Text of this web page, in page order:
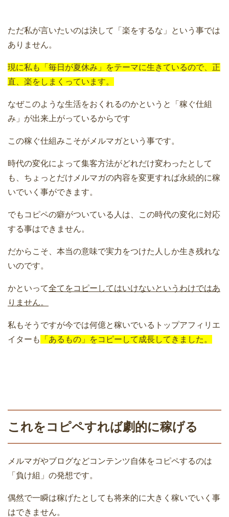
ただ私が言いたいのは決して「楽をするな」という事では
ありません。
現に私も「毎日が夏休み」をテーマに生きているので、正
直、楽をしまくっています。
なぜこのような生活をおくれるのかというと「稼ぐ仕組
み」が出来上がっているからです
この稼ぐ仕組みこそがメルマガという事です。
時代の変化によって集客方法がどれだけ変わったとして
も、ちょっとだけメルマガの内容を変更すれば永続的に稼
いでいく事ができます。
でもコピペの癖がついている人は、この時代の変化に対応
する事はできません。
だからこそ、本当の意味で実力をつけた人しか生き残れな
いのです。
かといって全てをコピーしてはいけないというわけではあ
りません。
私もそうですが今では何億と稼いでいるトップアフィリエ
イターも
「あるもの」をコピーして成長してきました。
これをコピペすれば劇的に稼げる
メルマガやブログなどコンテンツ自体をコピペするのは
「負け組」の発想です。
偶然で一瞬は稼げたとしても将来的に大きく稼いでいく事
はできません。